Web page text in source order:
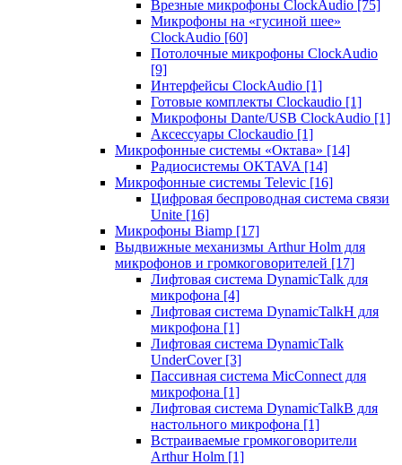
Врезные микрофоны ClockAudio [75]
Микрофоны на «гусиной шее»
ClockAudio [60]
Потолочные микрофоны ClockAudio
[9]
Интерфейсы ClockAudio [1]
Готовые комплекты Clockaudio [1]
Микрофоны Dante/USB ClockAudio [1]
Аксессуары Clockaudio [1]
Микрофонные системы «Октава» [14]
Радиосистемы OKTAVA [14]
Микрофонные системы Televic [16]
Цифровая беспроводная система связи
Unite [16]
Микрофоны Biamp [17]
Выдвижные механизмы Arthur Holm для
микрофонов и громкоговорителей [17]
Лифтовая система DynamicTalk для
микрофона [4]
Лифтовая система DynamicTalkH для
микрофона [1]
Лифтовая система DynamicTalk
UnderCover [3]
Пассивная система MicConnect для
микрофона [1]
Лифтовая система DynamicTalkB для
настольного микрофона [1]
Встраиваемые громкоговорители
Arthur Holm [1]